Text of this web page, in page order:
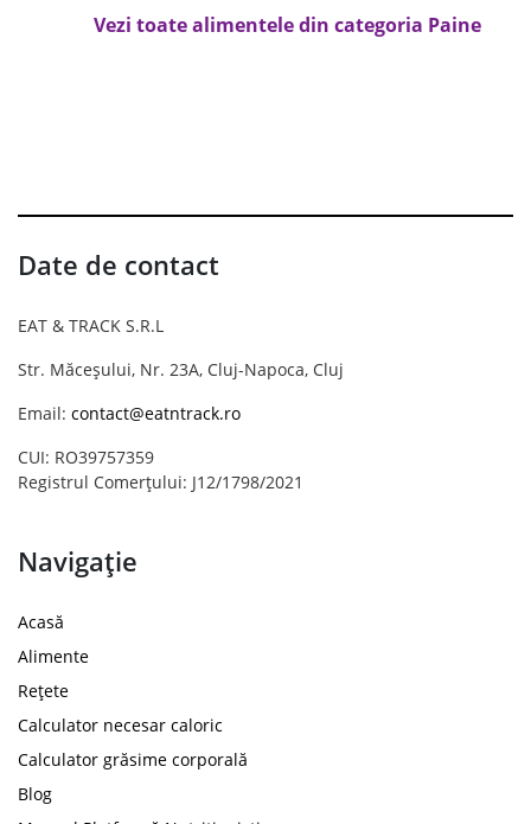
Vezi toate alimentele din categoria Paine
Date de contact
EAT & TRACK S.R.L
Str. Măceșului, Nr. 23A, Cluj-Napoca, Cluj
Email: contact@eatntrack.ro
CUI: RO39757359
Registrul Comerțului: J12/1798/2021
Navigație
Acasă
Alimente
Rețete
Calculator necesar caloric
Calculator grăsime corporală
Blog